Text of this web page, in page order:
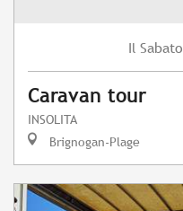
Il Sabato
Caravan tour
INSOLITA
Brignogan-Plage